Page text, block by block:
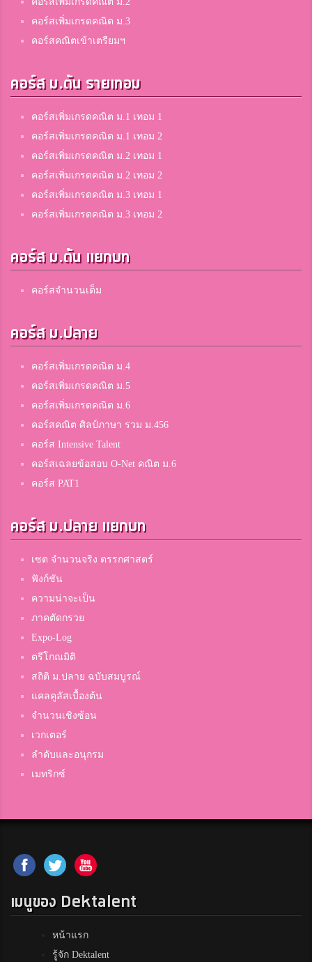
คอร์สเพิ่มเกรดคณิต ม.3
คอร์สคณิตเข้าเตรียมฯ
คอร์ส ม.ต้น รายเทอม
คอร์สเพิ่มเกรดคณิต ม.1 เทอม 1
คอร์สเพิ่มเกรดคณิต ม.1 เทอม 2
คอร์สเพิ่มเกรดคณิต ม.2 เทอม 1
คอร์สเพิ่มเกรดคณิต ม.2 เทอม 2
คอร์สเพิ่มเกรดคณิต ม.3 เทอม 1
คอร์สเพิ่มเกรดคณิต ม.3 เทอม 2
คอร์ส ม.ต้น แยกบท
คอร์สจำนวนเต็ม
คอร์ส ม.ปลาย
คอร์สเพิ่มเกรดคณิต ม.4
คอร์สเพิ่มเกรดคณิต ม.5
คอร์สเพิ่มเกรดคณิต ม.6
คอร์สคณิต ศิลป์ภาษา รวม ม.456
คอร์ส Intensive Talent
คอร์สเฉลยข้อสอบ O-Net คณิต ม.6
คอร์ส PAT1
คอร์ส ม.ปลาย แยกบท
เซต จำนวนจริง ตรรกศาสตร์
ฟังก์ชัน
ความน่าจะเป็น
ภาคตัดกรวย
Expo-Log
ตรีโกณมิติ
สถิติ ม.ปลาย ฉบับสมบูรณ์
แคลคูลัสเบื้องต้น
จำนวนเชิงซ้อน
เวกเตอร์
ลำดับและอนุกรม
เมทริกซ์
เมนูของ Dektalent
หน้าแรก
รู้จัก Dektalent